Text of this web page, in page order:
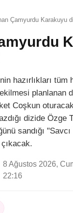
Çamyurdu Karakuyu
hazırlıkları tüm
planlanan
Coşkun
dizide Özge
sandığı
8 Ağustos 2026,
22:16